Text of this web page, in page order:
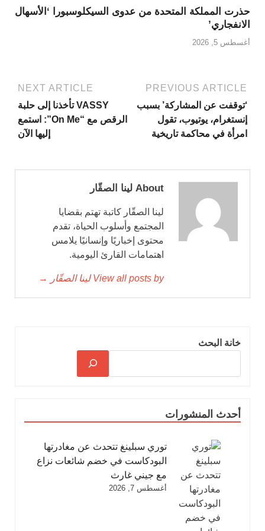
حذرت المملكة المتحدة من عدوى السيكلوسبورا ‘الأسهال
الانفجاري’
أغسطس 5, 2026
PREVIOUS ARTICLE
‘توقفت عن المشاركة’ بسبب
إنستغرام، يوتيوب، تقول
امرأة في محاكمة تاريخية
NEXT ARTICLE
VASSY تأخذنا إلى حلبة
الرقص مع “On Me”: استمع
إليها الآن
About لينا الصقّار
لينا الصقّار كاتبة تهتم بقضايا
المجتمع وأسلوب الحياة، تقدم
محتوى إخباريًا وإنسانيًا يلامس
اهتمامات القارئ اليومية.
View all posts by لينا الصقّار →
خانة البحث
أحدث المنشورات
توري سبلينغ تتحدث عن مغادرتها
البودكاست في خضم شائعات نزاع
مع جيني غارث
أغسطس 7, 2026